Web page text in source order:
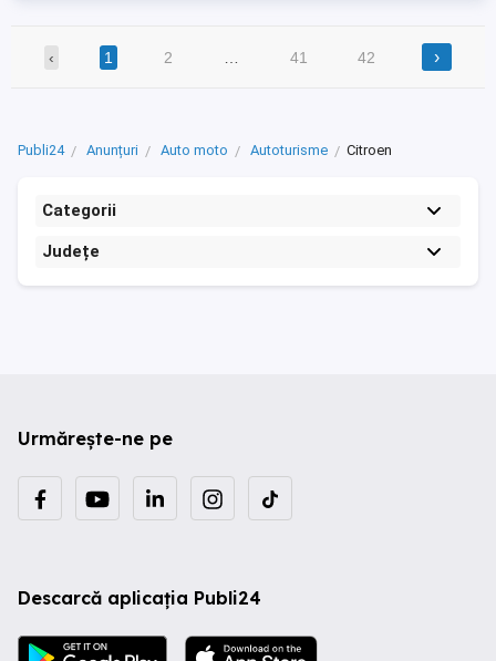
‹ 1 2 41 42 ›
Publi24 Anunțuri Auto moto Autoturisme Citroen
Categorii
Județe
Urmărește-ne pe
Descarcă aplicația Publi24